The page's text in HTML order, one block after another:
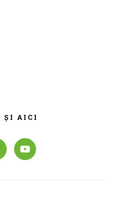
ȘI AICI